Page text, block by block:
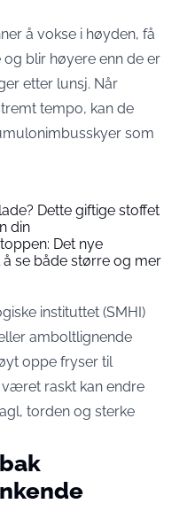
å vokse i høyden, få
blir høyere enn de er
etter lunsj. Når
tempo, kan de
som
Dette giftige stoffet
din
Det nye
se både større og mer
instituttet (SMHI)
amboltlignende
oppe fryser til
raskt kan endre
torden og sterke